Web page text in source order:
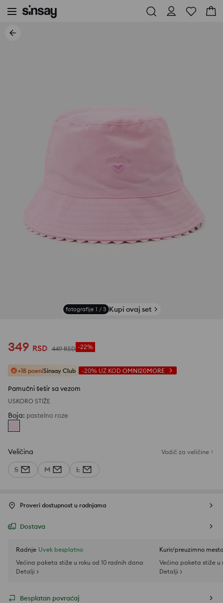
fotografije 1 / 3 Kupi ovaj set
349 RSD 449 RSD -22%
+18 poeniSinsay Club -20% UZ KOD OMNI20MORE
Pamučni šešir sa vezom
USKORO STIŽE
Boja: pastelno roze
Veličina Vodič za veličine
S M L
Proveri dostupnost u radnjama
Dostava
Radnje Uvek besplatno
Većina paketa stiže u roku od 10 radnih dana
Detalji >
Kurir/preuzimno mesto
Većina paketa stiže u
Detalji >
Besplatan povraćaj